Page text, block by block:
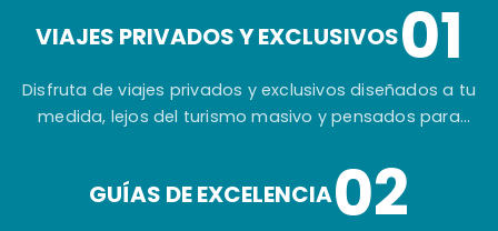
VIAJES PRIVADOS Y EXCLUSIVOS01
Disfruta de viajes privados y exclusivos diseñados a tu
medida, lejos del turismo masivo y pensados para
GUÍAS DE EXCELENCIA02